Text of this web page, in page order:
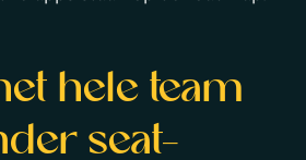
hele team
seat-